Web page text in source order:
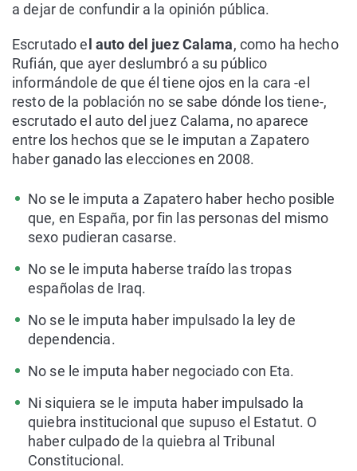
a dejar de confundir a la opinión pública.
Escrutado e l auto del juez Calama, como ha hecho
Rufián, que ayer deslumbró a su público
informándole de que él tiene ojos en la cara -el
resto de la población no se sabe dónde los tiene-,
escrutado el auto del juez Calama, no aparece
entre los hechos que se le imputan a Zapatero
haber ganado las elecciones en 2008.
No se le imputa a Zapatero haber hecho posible
que, en España, por fin las personas del mismo
sexo pudieran casarse.
No se le imputa haberse traído las tropas
españolas de Iraq.
No se le imputa haber impulsado la ley de
dependencia.
No se le imputa haber negociado con Eta.
Ni siquiera se le imputa haber impulsado la
quiebra institucional que supuso el Estatut. O
haber culpado de la quiebra al Tribunal
Constitucional.